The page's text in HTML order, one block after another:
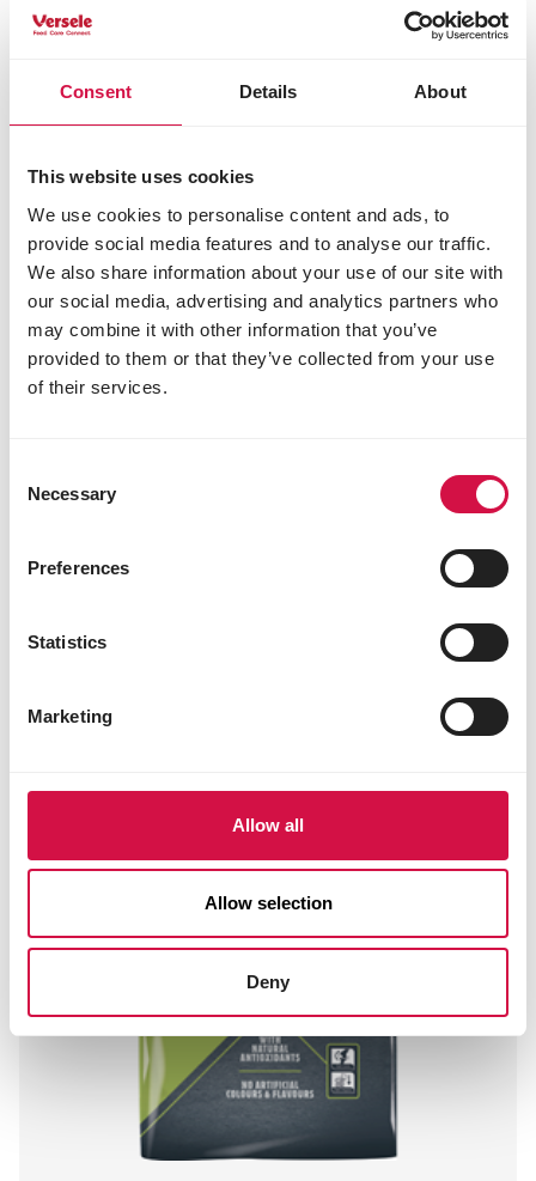
Consent Details About
This website uses cookies
We use cookies to personalise content and ads, to
provide social media features and to analyse our traffic.
We also share information about your use of our site with
our social media, advertising and analytics partners who
may combine it with other information that you’ve
provided to them or that they’ve collected from your use
of their services.
Selection
Necessary
Preferences
Statistics
Marketing
Allow all
Allow selection
Deny
Evenwichtige hypoallergene hondenvoeding -